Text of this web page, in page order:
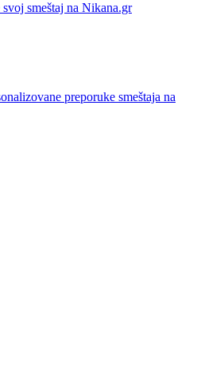
smeštaj na Nikana.gr
preporuke smeštaja na